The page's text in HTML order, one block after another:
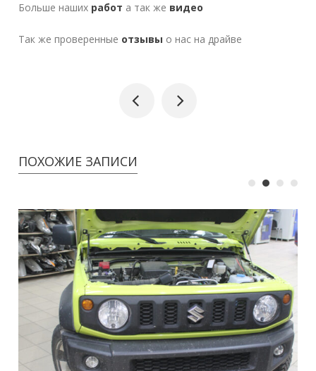
Больше наших работ а так же видео
Так же проверенные отзывы о нас на драйве
ПОХОЖИЕ ЗАПИСИ